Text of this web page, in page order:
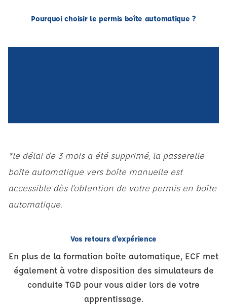
Pourquoi choisir le permis boîte automatique ?
*le délai de 3 mois a été supprimé, la passerelle
boîte automatique vers boîte manuelle est
accessible dès l'obtention de votre permis en boîte
automatique.
Vos retours d'expérience
En plus de la formation boîte automatique, ECF met
également à votre disposition des simulateurs de
conduite TGD pour vous aider lors de votre
apprentissage.